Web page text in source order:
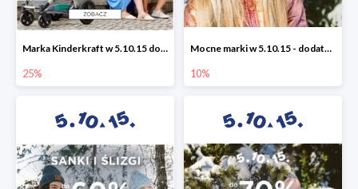
Marka Kinderkraft w 5.10.15 do -25%
25%
Mocne marki w 5.10.15 - dodatkowe -10% rabatu
10%